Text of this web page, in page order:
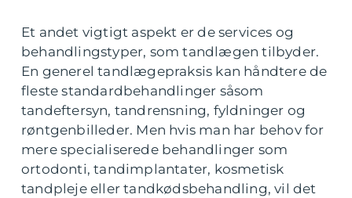
Et andet vigtigt aspekt er de services og
behandlingstyper, som tandlægen tilbyder.
En generel tandlægepraksis kan håndtere de
fleste standardbehandlinger såsom
tandeftersyn, tandrensning, fyldninger og
røntgenbilleder. Men hvis man har behov for
mere specialiserede behandlinger som
ortodonti, tandimplantater, kosmetisk
tandpleje eller tandkødsbehandling, vil det